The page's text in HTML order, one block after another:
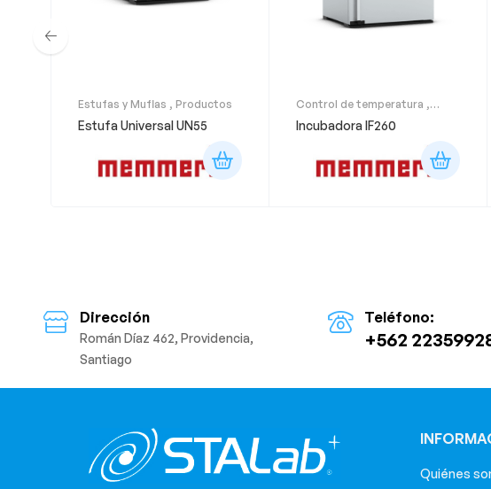
Estufas y Muflas , Productos
Estufa Universal UN55
Control de temperatura ,
Incubadora IF260
Dirección
Román Díaz 462, Providencia,
Santiago
Teléfono:
+562
Quiénes